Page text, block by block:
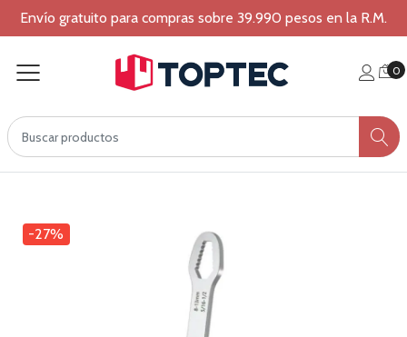
Envío gratuito para compras sobre 39.990 pesos en la R.M.
0
-27%